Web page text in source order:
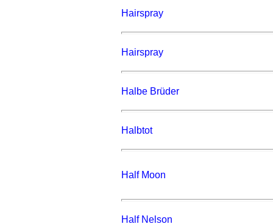
Hairspray
Hairspray
Halbe Brüder
Halbtot
Half Moon
Half Nelson